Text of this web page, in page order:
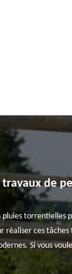
travaux de
pluies torrentielles
réaliser ces
Si vous